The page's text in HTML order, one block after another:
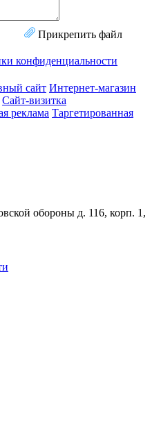
Прикрепить файл
конфиденциальности
сайт Интернет-магазин
Сайт-визитка
реклама Таргетированная
обороны д. 116, корп. 1,